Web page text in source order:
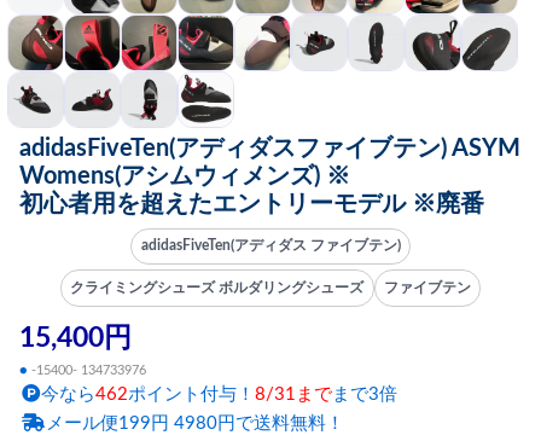
adidasFiveTen(アディダスファイブテン) ASYM
Womens(アシムウィメンズ) ※
初心者用を超えたエントリーモデル ※廃番
adidasFiveTen(アディダス ファイブテン)
クライミングシューズ ボルダリングシューズ ファイブテン
15,400円
● -15400- 134733976
今なら462ポイント付与！ 8/31まで まで3倍
メール便199円 4980円で送料無料！